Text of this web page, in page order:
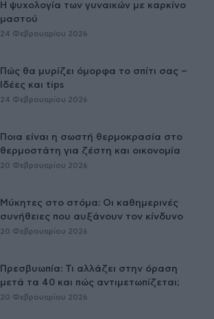
Η ψυχολογία των γυναικών με καρκίνο
μαστού
24 Φεβρουαρίου 2026
Πώς θα μυρίζει όμορφα το σπίτι σας –
Ιδέες και tips
24 Φεβρουαρίου 2026
Ποια είναι η σωστή θερμοκρασία στο
θερμοστάτη για ζέστη και οικονομία
20 Φεβρουαρίου 2026
Μύκητες στο στόμα: Οι καθημερινές
συνήθειες που αυξάνουν τον κίνδυνο
20 Φεβρουαρίου 2026
Πρεσβυωπία: Τι αλλάζει στην όραση
μετά τα 40 και πώς αντιμετωπίζεται;
20 Φεβρουαρίου 2026